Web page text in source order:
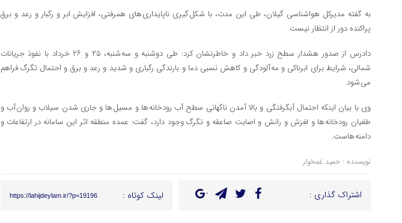
به گفته مدیرکل هواشناسی گیلان، طی این مدت، با شکل گیری ناپایداری های همرفتی، افزایش ابر و رگبار و رعد و برق
پراکنده دور از انتظار نیست.
دادرس از صدور هشدار سطح زرد خبر داد و خاطرنشان کرد: طی دوشنبه و سه شنبه، ۲۵ و ۲۶ خرداد با نفوذ جریانات
شمالی، شرایط برای ابرناکی و مه آلودگی و کاهش نسبی دما و بارندگی رگباری و شدید و رعد و برق و احتمال تگرگ فراهم
می شود.
وی با بیان اینکه احتمال آبگرفتگی و بالا آمدن ناگهانی سطح آب رودخانه ها و مسیل ها و جاری شدن سیلاب و روان آب و
طغیان رودخانه ها و لغزش و رانش و اصابت صاعقه و تگرگ وجود دارد، گفت: عمده منطقه اثر این سامانه در ارتفاعات و
دامنه هاست.
نویسنده : حمید غمخوار
اشتراک گذاری : لینک کوتاه : https://lahijdeylam.ir/?p=19196